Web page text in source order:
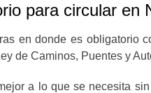
para circular en
en donde es obligatorio
de Caminos, Puentes y
a lo que se necesita